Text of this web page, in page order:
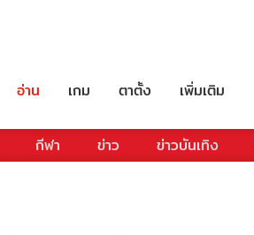
อ่าน เกม ตาตั้ง เพิ่มเติม
กีฬา ข่าว ข่าวบันเทิง